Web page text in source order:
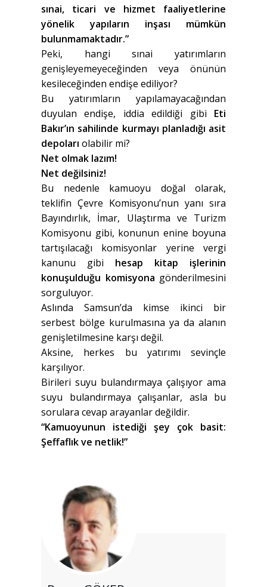
sınai, ticari ve hizmet faaliyetlerine
yönelik yapıların inşası mümkün
bulunmamaktadır.”
Peki, hangi sınai yatırımların
genişleyemeyeceğinden veya önünün
kesileceğinden endişe ediliyor?
Bu yatırımların yapılamayacağından
duyulan endişe, iddia edildiği gibi Eti
Bakır’ın sahilinde kurmayı planladığı asit
depoları olabilir mi?
Net olmak lazım!
Net değilsiniz!
Bu nedenle kamuoyu doğal olarak,
teklifin Çevre Komisyonu’nun yanı sıra
Bayındırlık, İmar, Ulaştırma ve Turizm
Komisyonu gibi, konunun enine boyuna
tartışılacağı komisyonlar yerine vergi
kanunu gibi hesap kitap işlerinin
konuşulduğu komisyona gönderilmesini
sorguluyor.
Aslında Samsun’da kimse ikinci bir
serbest bölge kurulmasına ya da alanın
genişletilmesine karşı değil.
Aksine, herkes bu yatırımı sevinçle
karşılıyor.
Birileri suyu bulandırmaya çalışıyor ama
suyu bulandırmaya çalışanlar, asla bu
sorulara cevap arayanlar değildir.
“Kamuoyunun istediği şey çok basit:
Şeffaflık ve netlik!”